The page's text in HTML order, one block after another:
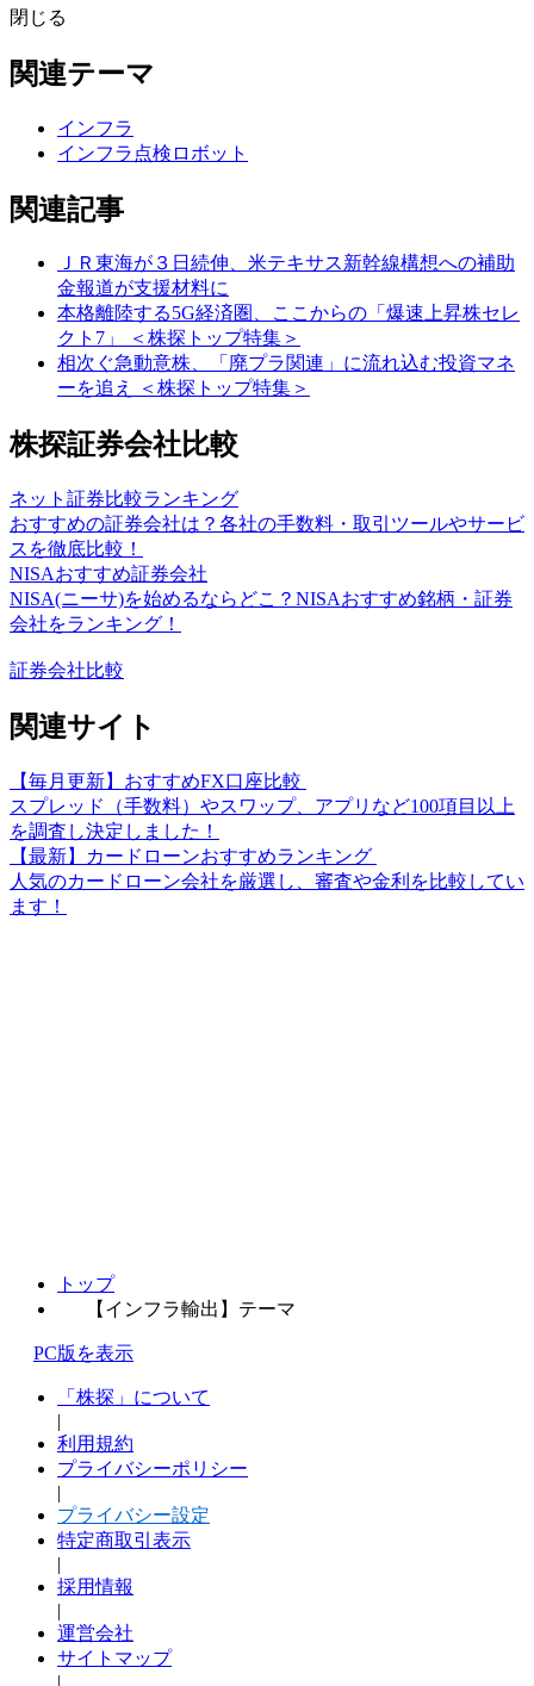
閉じる
関連テーマ
インフラ
インフラ点検ロボット
関連記事
ＪＲ東海が３日続伸、米テキサス新幹線構想への補助
金報道が支援材料に
本格離陸する5G経済圏、ここからの「爆速上昇株セレ
クト7」 ＜株探トップ特集＞
相次ぐ急動意株、「廃プラ関連」に流れ込む投資マネ
ーを追え ＜株探トップ特集＞
株探証券会社比較
ネット証券比較ランキング
おすすめの証券会社は？各社の手数料・取引ツールやサービ
スを徹底比較！
NISAおすすめ証券会社
NISA(ニーサ)を始めるならどこ？NISAおすすめ銘柄・証券
会社をランキング！
証券会社比較
関連サイト
【毎月更新】おすすめFX口座比較
スプレッド（手数料）やスワップ、アプリなど100項目以上
を調査し決定しました！
【最新】カードローンおすすめランキング
人気のカードローン会社を厳選し、審査や金利を比較してい
ます！
トップ
【インフラ輸出】テーマ
PC版を表示
「株探」について
|
利用規約
プライバシーポリシー
|
プライバシー設定
特定商取引表示
|
採用情報
|
運営会社
サイトマップ
|